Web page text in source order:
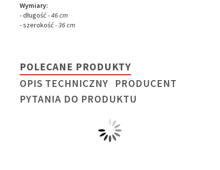
Wymiary:
- długość- 46 cm
- szerokość- 36 cm
POLECANE PRODUKTY
OPIS TECHNICZNY PRODUCENT
PYTANIA DO PRODUKTU